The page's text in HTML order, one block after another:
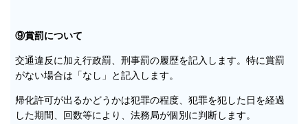
⑨賞罰について
交通違反に加え行政罰、刑事罰の履歴を記入します。特に賞罰
がない場合は「なし」と記入します。
帰化許可が出るかどうかは犯罪の程度、犯罪を犯した日を経過
した期間、回数等により、法務局が個別に判断します。